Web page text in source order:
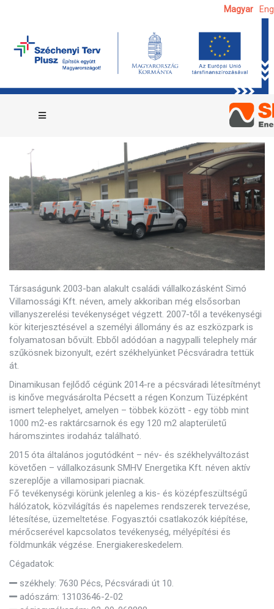
Magyar
KEZDŐLAP RÓLUNK
RÓLUNK
Társaságunk 2003-ban alakult családi vállalkozásként Simó
Villamossági Kft. néven, amely akkoriban még elsősorban
villanyszerelési tevékenységet végzett. 2007-től a tevékenységi
kör kiterjesztésével a személyi állomány és az eszközpark is
folyamatosan bővült. Ebből adódóan a nagypalli telephely már
szűkösnek bizonyult, ezért székhelyünket Pécsváradra tettük
át.
Dinamikusan fejlődő cégünk 2014-re a pécsváradi létesítményt
is kinőve megvásárolta Pécsett a régen Konzum Tüzépként
ismert telephelyet, amelyen – többek között - egy több mint
1000 m2-es raktárcsarnok és egy 120 m2 alapterületű
háromszintes irodaház található.
2015 óta általános jogutódként – név- és székhelyváltozást
követően – vállalkozásunk SMHV Energetika Kft. néven aktív
szereplője a villamosipari piacnak.
Fő tevékenységi körünk jelenleg a kis- és középfeszültségű
hálózatok, közvilágítás és napelemes rendszerek tervezése,
létesítése, üzemeltetése. Fogyasztói csatlakozók kiépítése,
mérőcserével kapcsolatos tevékenység, mélyépítési és
földmunkák végzése. Energiakereskedelem.
Cégadatok:
székhely: 7630 Pécs, Pécsváradi út 10.
adószám: 13103646-2-02